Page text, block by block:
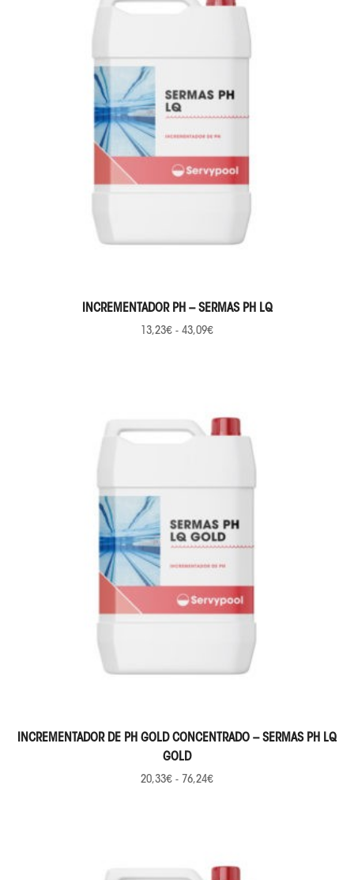
SELECCIONAR OPCIONES
INCREMENTADOR PH – SERMAS PH LQ
13,23€ - 43,09€
SELECCIONAR OPCIONES
INCREMENTADOR DE PH GOLD CONCENTRADO – SERMAS PH LQ
GOLD
20,33€ - 76,24€